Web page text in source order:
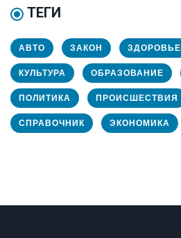
ТЕГИ
АВТО ЗАКОН ЗДОРОВЬЕ
КУЛЬТУРА ОБРАЗОВАНИЕ
ПОЛИТИКА ПРОИСШЕСТВИЯ
СПРАВОЧНИК ЭКОНОМИКА